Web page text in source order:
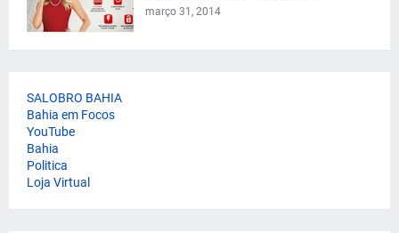
março 31, 2014
SALOBRO BAHIA
Bahia em Focos
YouTube
Bahia
Politica
Loja Virtual